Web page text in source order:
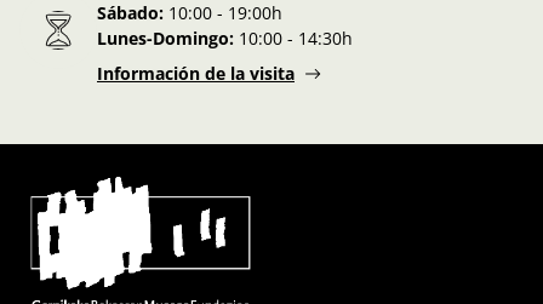
Sábado: 10:00 - 19:00h
Lunes-Domingo: 10:00 - 14:30h
Información de la visita